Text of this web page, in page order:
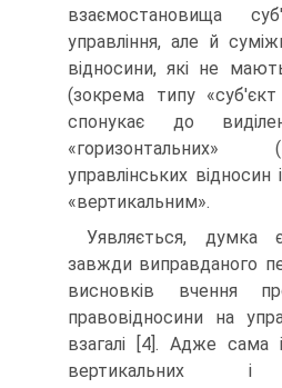
взаємостановища
управління, але й
відносини, які не
(зокрема типу
спонукає до
«горизонтальних»
управлінських відносин
«вертикальним».
Уявляється, думка
завжди виправданого
висновків вчення
правовідносини на
взагалі [4]. Адже сама
вертикальних і